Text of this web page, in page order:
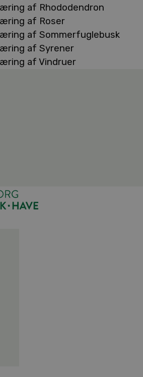
af Rhododendron
af Roser
af Sommerfuglebusk
af Syrener
af Vindruer